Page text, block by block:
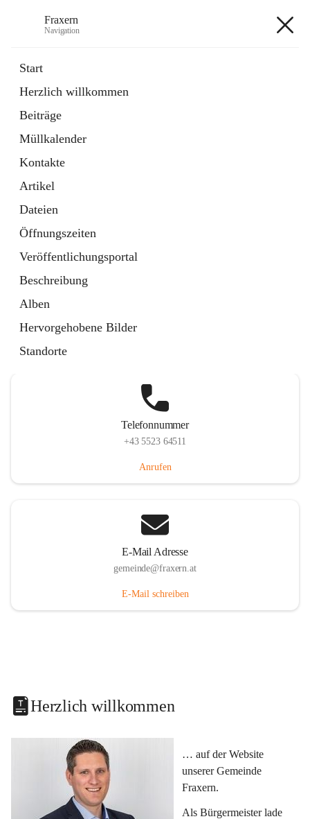
Fraxern
Navigation
Start
Herzlich willkommen
Beiträge
Müllkalender
Kontakte
Artikel
Dateien
Öffnungszeiten
Veröffentlichungsportal
Beschreibung
Alben
Hervorgehobene Bilder
Standorte
Ordner
in
Tab
Formulare
Artikel
öffnet
in
neuem
Tab
Telefonnummer
+43 5523 64511
Anrufen
E-Mail Adresse
gemeinde@fraxern.at
E-Mail schreiben
Herzlich willkommen
… auf der Website
unserer Gemeinde
Fraxern.
Als Bürgermeister lade